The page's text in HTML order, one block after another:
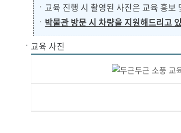
교육 진행 시 촬영된 사진은 교육 홍
박물관 방문 시 차량을 지원해드리고
교육 사진